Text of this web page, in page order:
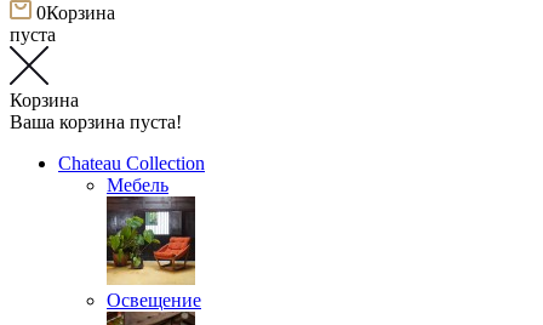
0Корзина
пуста
Корзина
Ваша корзина пуста!
Chateau Collection
Мебель
Освещение